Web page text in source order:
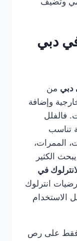
دبي
دبي من
وإضافة
فالفلل
تناسب
الممرات،
الكثير
في
انترلوك
الاستخدام
فقط على رص